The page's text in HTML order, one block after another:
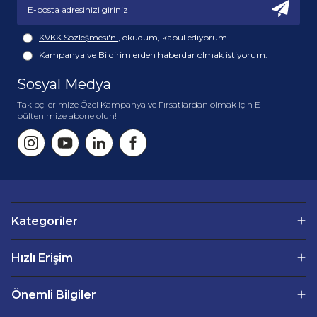
üretilmektedir. Direk ısı ve ışıktan koruyarak serin ve
loş bir yerde muhafaza ediniz. gıda ürünlerinin kapağı
ürünün içerik, kullanım şekli ve muhafaza şekli ile ilgili
ayrıntılı bilgiye ilgili ürünün kendi sayfasından
KVKK Sözleşmesi'ni, okudum, kabul ediyorum.
Kampanya ve Bildirimlerden haberdar olmak istiyorum.
Sosyal Medya
Takipçilerimize Özel Kampanya ve Fırsatlardan olmak için E-
bültenimize abone olun!
Kategoriler
Hızlı Erişim
Önemli Bilgiler